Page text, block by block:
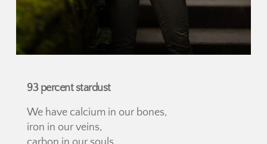
93 percent stardust
We have calcium in our bones,
iron in our veins,